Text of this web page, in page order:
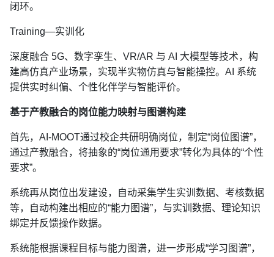
闭环。
Training—实训化
深度融合 5G、数字孪生、VR/AR 与 AI 大模型等技术，构
建高仿真产业场景，实现半实物仿真与智能操控。AI 系统
提供实时纠偏、个性化伴学与智能评价。
基于产教融合的岗位能力映射与图谱构建
首先，AI-MOOT通过校企共研明确岗位，制定“岗位图谱”，
通过产教融合，将抽象的“岗位通用要求”转化为具体的“个性
要求”。
系统再从岗位出发建设，自动采集学生实训数据、考核数据
等，自动构建出相应的“能力图谱”，与实训数据、理论知识
绑定并反馈操作数据。
系统能根据课程目标与能力图谱，进一步形成“学习图谱”，